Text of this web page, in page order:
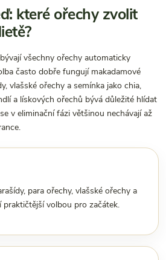
které ořechy zvolit
všechny ořechy automaticky
často dobře fungují makadamové
vlašské ořechy a semínka jako chia,
a lískových ořechů bývá důležité hlídat
v eliminační fázi většinou nechávají až
para ořechy, vlašské ořechy a
praktičtější volbou pro začátek.